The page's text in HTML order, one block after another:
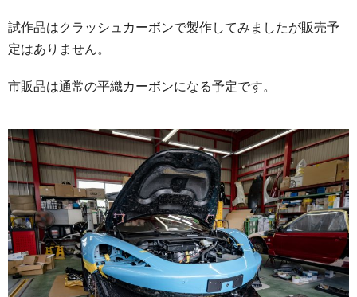
試作品はクラッシュカーボンで製作してみましたが販売予
定はありません。
市販品は通常の平織カーボンになる予定です。